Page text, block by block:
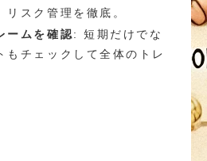
リスク管理を徹底。
ームを確認: 短期だけでな
もチェックして全体のトレ